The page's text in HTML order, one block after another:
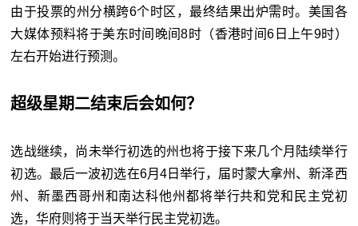
由于投票的州分横跨6个时区，最终结果出炉需时。美国各
大媒体预料将于美东时间晚间8时（香港时间6日上午9时）
左右开始进行预测。
超级星期二结束后会如何？
选战继续，尚未举行初选的州也将于接下来几个月陆续举行
初选。最后一波初选在6月4日举行，届时蒙大拿州、新泽西
州、新墨西哥州和南达科他州都将举行共和党和民主党初
选，华府则将于当天举行民主党初选。